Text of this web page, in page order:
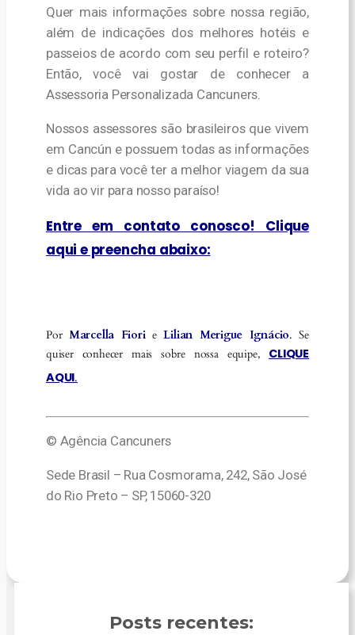
Quer mais informações sobre nossa região,
além de indicações dos melhores hotéis e
passeios de acordo com seu perfil e roteiro?
Então, você vai gostar de conhecer a
Assessoria Personalizada Cancuners.
Nossos assessores são brasileiros que vivem
em Cancún e possuem todas as informações
e dicas para você ter a melhor viagem da sua
vida ao vir para nosso paraíso!
Entre em contato conosco! Clique
aqui e preencha abaixo:
Por Marcella FiorieLilian Merigue Ignácio. Se
quiser conhecer mais sobre nossa equipe, CLIQUE
AQUI.
© Agência Cancuners
Sede Brasil – Rua Cosmorama, 242, São José
do Rio Preto – SP, 15060-320
Posts recentes: